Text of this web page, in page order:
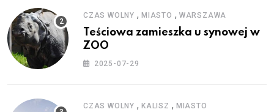
CZAS WOLNY , MIASTO , WARSZAWA
Teściowa zamieszka u synowej w
ZOO
2025-07-29
CZAS WOLNY , KALISZ , MIASTO